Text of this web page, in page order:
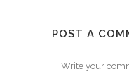
POST A